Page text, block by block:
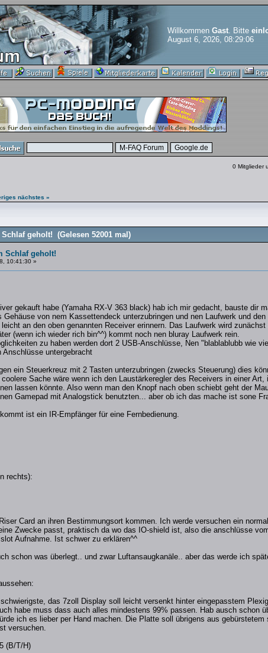
Willkommen Gast. Bitte
August 6, 2026, 08:29:06
nächstes »
0 Mitglieder
geholt! (Gelesen 52001 mal)
Schlaf geholt!
10:41:30 »
gekauft habe (Yamaha RX-V 363 black) hab ich mir gedacht, bauste dir
von nem Kassettendeck unterzubringen und nen Laufwerk und
an den oben genannten Receiver erinnern. Das Laufwerk wird
(wenn ich wieder rich bin^^) kommt noch nen bluray Laufwerk rein.
zu haben werden dort 2 USB-Anschlüsse, Nen "blablablubb wie
Anschlüsse untergebracht
ein Steuerkreuz mit 2 Tasten unterzubringen (zwecks Steuerung) dies
Sache wäre wenn ich den Laustärkeregler des Receivers in einer Art,
lassen könnte. Also wenn man den Knopf nach oben schiebt geht der
Gamepad mit Analogstick benutzten... aber ob ich das mache ist sone
ist ein IR-Empfänger für eine Fernbedienung.
rechts):
Card an ihren Bestimmungsort kommen. Ich werde versuchen ein
Zwecke passt, praktisch da wo das IO-shield ist, also die anschlüsse
Aufnahme. Ist schwer zu erklären^^
schon was überlegt.. und zwar Luftansaugkanäle.. aber das werde ich
das 7zoll Display soll leicht versenkt hinter eingepasstem
habe muss dass auch alles mindestens 99% passen. Hab ausch schon
ich es lieber per Hand machen. Die Platte soll übrigens aus gebürstetem
versuchen.
(B/T/H)